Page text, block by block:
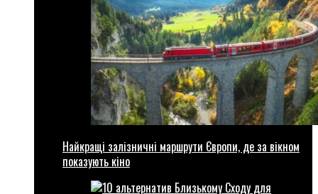
Найкращі залізничні маршрути Європи, де за вікном
показують кіно